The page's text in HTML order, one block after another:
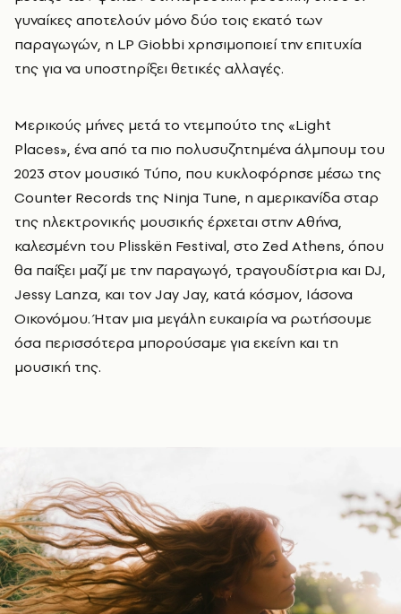
γυναίκες αποτελούν μόνο δύο τοις εκατό των
παραγωγών, η LP Giobbi χρησιμοποιεί την επιτυχία
της για να υποστηρίξει θετικές αλλαγές.
Μερικούς μήνες μετά το ντεμπούτο της «Light
Places», ένα από τα πιο πολυσυζητημένα άλμπουμ του
2023 στον μουσικό Τύπο, που κυκλοφόρησε μέσω της
Counter Records της Ninja Tune, η αμερικανίδα σταρ
της ηλεκτρονικής μουσικής έρχεται στην Αθήνα,
καλεσμένη του Plisskën Festival, στο Zed Athens, όπου
θα παίξει μαζί με την παραγωγό, τραγουδίστρια και DJ,
Jessy Lanza, και τον Jay Jay, κατά κόσμον, Ιάσονα
Οικονόμου. Ήταν μια μεγάλη ευκαιρία να ρωτήσουμε
όσα περισσότερα μπορούσαμε για εκείνη και τη
μουσική της.